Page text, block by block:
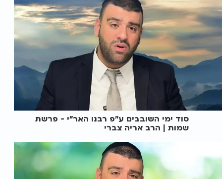
סוד ימי השובבים ע"פ רבנו האר"י - פרשת
שמות | הרב אריה צברי